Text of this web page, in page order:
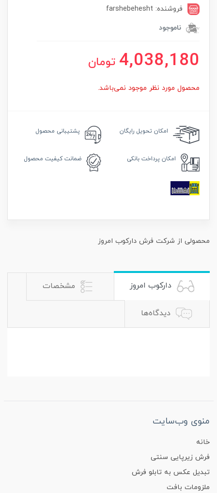
فروشنده: farshebehesht
ناموجود
4,038,180 تومان
محصول مورد نظر موجود نمی‌باشد.
امکان تحویل رایگان پشتیبانی محصول
امکان پرداخت بانکی ضمانت کیفیت محصول
محصولی از شرکت فرش دارکوب امروز
دارکوب امروز مشخصات
دیدگاه‌ها
منوی وب‌سایت
خانه
فرش زیرپایی سنتی
تبدیل عکس به تابلو فرش
ملزومات بافت